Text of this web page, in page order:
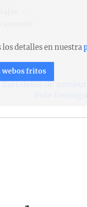
Tartaletas de
los detalles en nuestra
webos fritos